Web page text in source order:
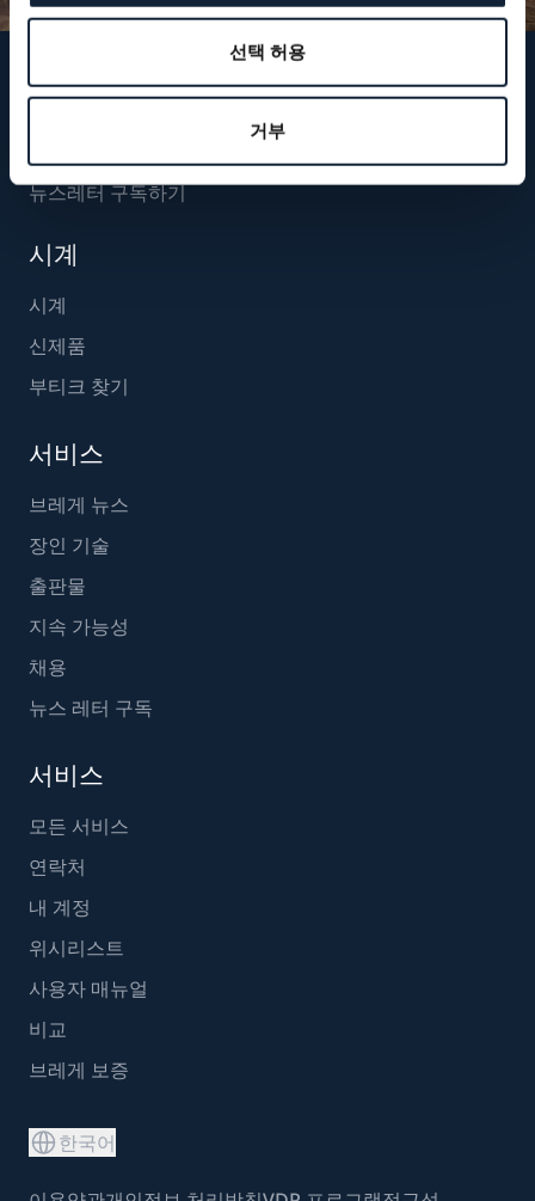
선택 허용
거부
브레게 팔로우하기
뉴스레터 구독하기
시계
시계
신제품
부티크 찾기
서비스
브레게 뉴스
장인 기술
출판물
지속 가능성
채용
뉴스 레터 구독
서비스
모든 서비스
연락처
내 계정
위시리스트
사용자 매뉴얼
비교
브레게 보증
한국어